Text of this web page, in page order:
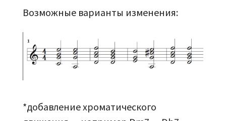
Возможные варианты изменения:
*добавление хроматического